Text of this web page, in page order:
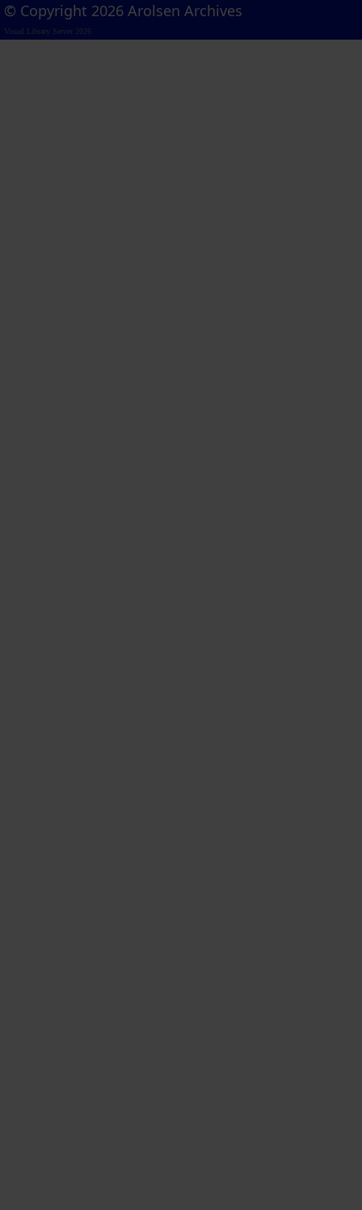
© Copyright 2026 Arolsen Archives
Visual Library Server 2026